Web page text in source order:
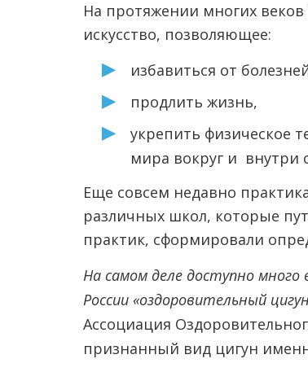
На протяжении многих веков
искусство, позволяющее:
избавиться от
продлить жизнь,
укрепить физическое
мира вокруг и внутри
Еще совсем недавно
различных школ, которые
практик, сформировали
На самом деле доступно много
России «оздоровительный
Ассоциация
признанный вид цигун